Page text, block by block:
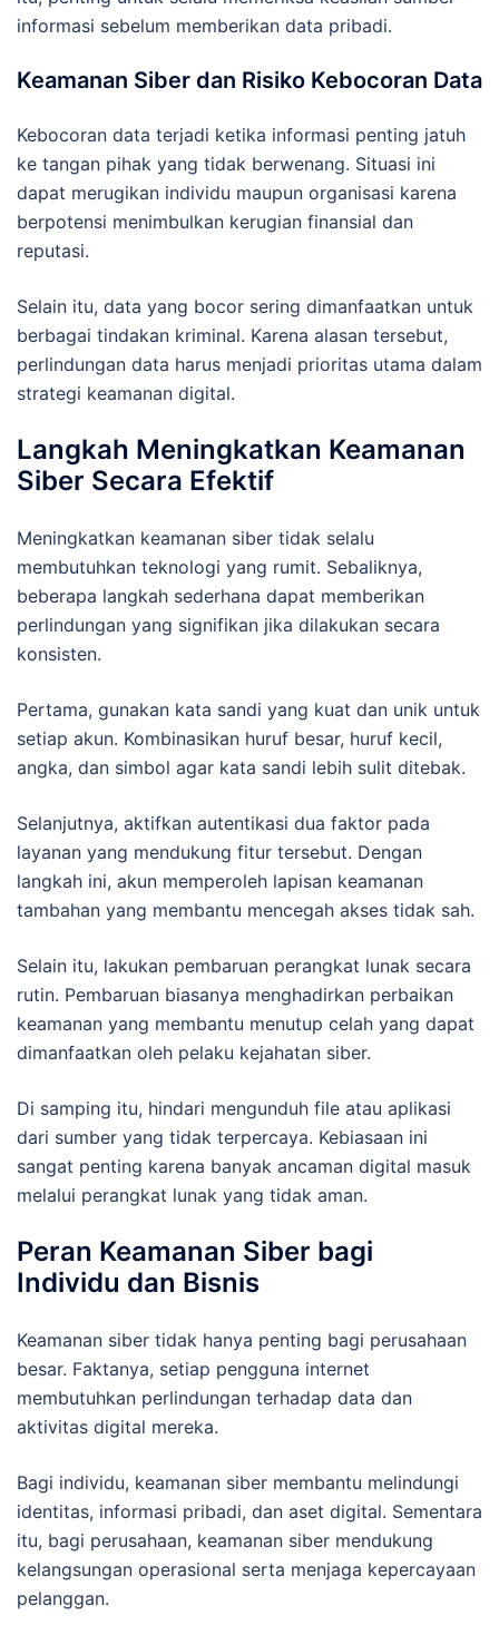
informasi sebelum memberikan data pribadi.
Keamanan Siber dan Risiko Kebocoran Data
Kebocoran data terjadi ketika informasi penting jatuh
ke tangan pihak yang tidak berwenang. Situasi ini
dapat merugikan individu maupun organisasi karena
berpotensi menimbulkan kerugian finansial dan
reputasi.
Selain itu, data yang bocor sering dimanfaatkan untuk
berbagai tindakan kriminal. Karena alasan tersebut,
perlindungan data harus menjadi prioritas utama dalam
strategi keamanan digital.
Langkah Meningkatkan Keamanan
Siber Secara Efektif
Meningkatkan keamanan siber tidak selalu
membutuhkan teknologi yang rumit. Sebaliknya,
beberapa langkah sederhana dapat memberikan
perlindungan yang signifikan jika dilakukan secara
konsisten.
Pertama, gunakan kata sandi yang kuat dan unik untuk
setiap akun. Kombinasikan huruf besar, huruf kecil,
angka, dan simbol agar kata sandi lebih sulit ditebak.
Selanjutnya, aktifkan autentikasi dua faktor pada
layanan yang mendukung fitur tersebut. Dengan
langkah ini, akun memperoleh lapisan keamanan
tambahan yang membantu mencegah akses tidak sah.
Selain itu, lakukan pembaruan perangkat lunak secara
rutin. Pembaruan biasanya menghadirkan perbaikan
keamanan yang membantu menutup celah yang dapat
dimanfaatkan oleh pelaku kejahatan siber.
Di samping itu, hindari mengunduh file atau aplikasi
dari sumber yang tidak terpercaya. Kebiasaan ini
sangat penting karena banyak ancaman digital masuk
melalui perangkat lunak yang tidak aman.
Peran Keamanan Siber bagi
Individu dan Bisnis
Keamanan siber tidak hanya penting bagi perusahaan
besar. Faktanya, setiap pengguna internet
membutuhkan perlindungan terhadap data dan
aktivitas digital mereka.
Bagi individu, keamanan siber membantu melindungi
identitas, informasi pribadi, dan aset digital. Sementara
itu, bagi perusahaan, keamanan siber mendukung
kelangsungan operasional serta menjaga kepercayaan
pelanggan.